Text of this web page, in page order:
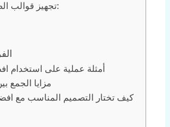
تجهيز قوالب الصب حسب الرسومات المعمارية:
أمثلة عملية على
مزايا الجمع
كيف تختار التصميم المناسب مع